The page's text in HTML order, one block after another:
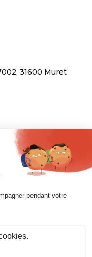
31600 Muret